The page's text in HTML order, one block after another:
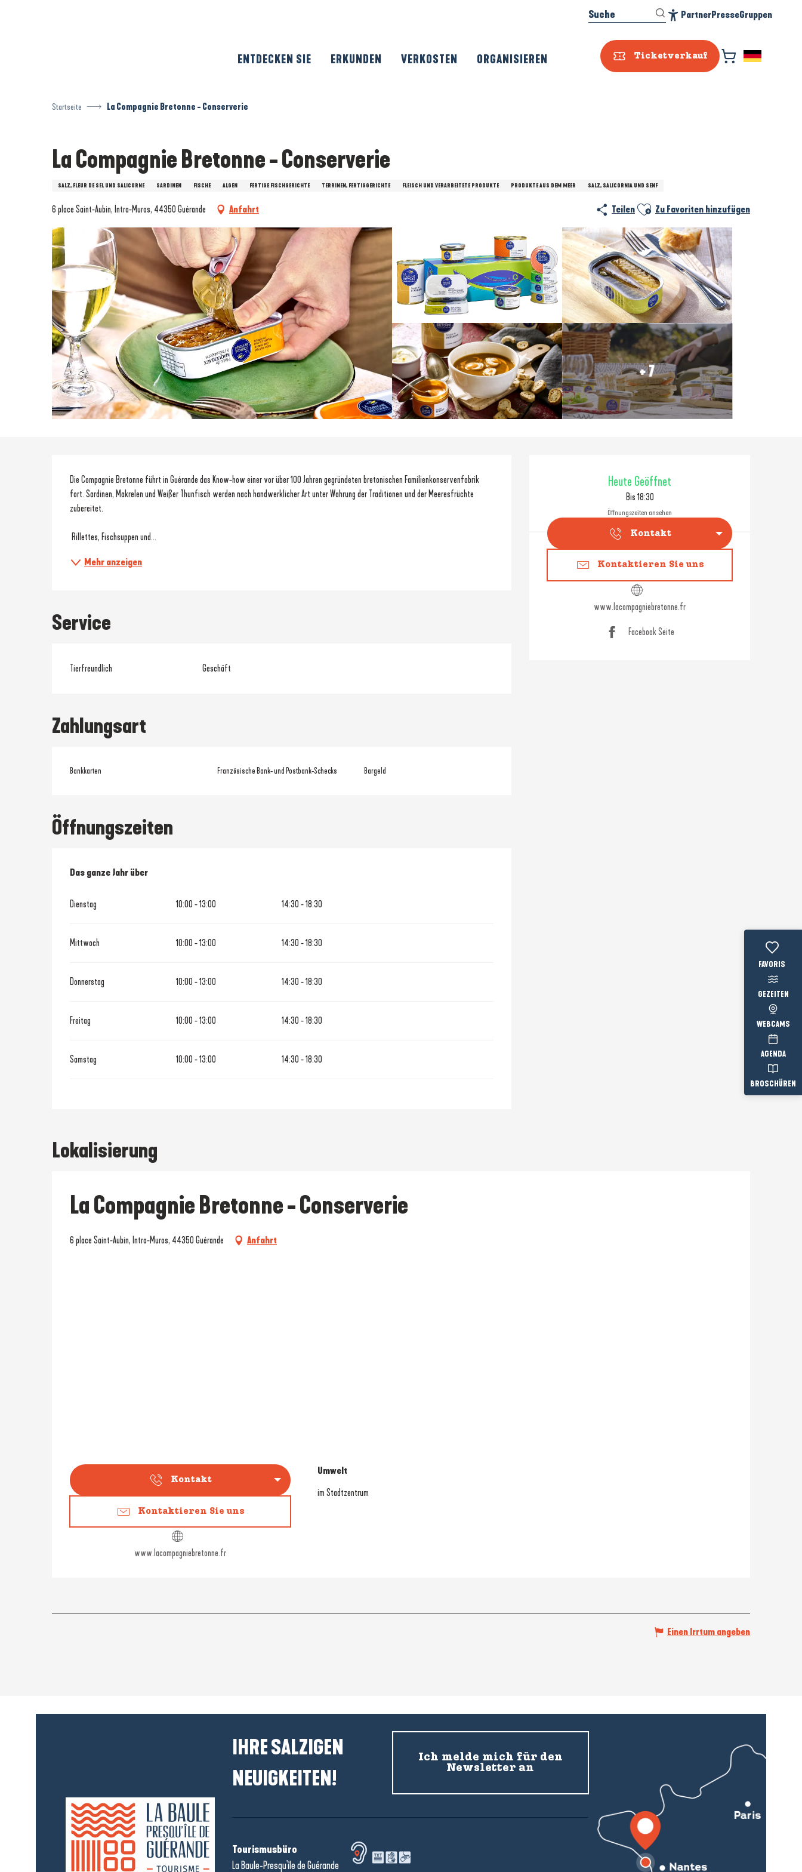
Ticketverkauf
Suche PartnerPresseGruppen
ENTDECKEN SIE ERKUNDEN VERKOSTEN ORGANISIEREN
Voir les
GEZEITEN
WEBCAMS
AGENDA
BROSCHÜREN
Startseite La Compagnie Bretonne - Conserverie
La Compagnie Bretonne - Conserverie
SALZ, FLEUR DE SEL UND SALICORNE SARDINEN FISCHE ALGEN FERTIGE FISCHGERICHTE TERRINEN, FERTIGGERICHTE FLEISCH UND VERARBEITETE PRODUKTE PRODUKTE AUS DEM MEER SALZ, SALICORNIA UND SENF
6 place Saint-Aubin, Intra-Muros, 44350 Guérande Anfahrt Teilen Ajouter aux favoris
Zu Favoriten hinzufügen
+ 7
Öffnungszeiten &
Heute Geöffnet
Bis 18:30
Öffnungszeiten ansehen
Kontakt
Kontaktieren Sie uns
www.lacompagniebretonne.fr
Facebook Seite
Beschreibung
Die Compagnie Bretonne führt in Guérande das Know-how einer vor über 100 Jahren gegründeten bretonischen Familienkonservenfabrik
fort. Sardinen, Makrelen und Weißer Thunfisch werden nach handwerklicher Art unter Wahrung der Traditionen und der Meeresfrüchte
zubereitet.
Rillettes, Fischsuppen und...
Mehr anzeigen
Service
Tierfreundlich Geschäft
Zahlungsart
Bankkarten Französische Bank- und Postbank-Schecks Bargeld
Öffnungszeiten
Das ganze Jahr über
Das ganze Jahr über
Dienstag 10:00 - 13:00 14:30 - 18:30
Mittwoch 10:00 - 13:00 14:30 - 18:30
Donnerstag 10:00 - 13:00 14:30 - 18:30
Freitag 10:00 - 13:00 14:30 - 18:30
Samstag 10:00 - 13:00 14:30 - 18:30
Lokalisierung
La Compagnie Bretonne - Conserverie
6 place Saint-Aubin, Intra-Muros, 44350 Guérande Anfahrt
Kontakt
Kontaktieren Sie uns
www.lacompagniebretonne.fr
Umwelt
Umwelt
im Stadtzentrum
Einen Irrtum angeben
IHRE SALZIGEN
NEUIGKEITEN!
Ich melde mich für den
Newsletter an
Tourismusbüro
La Baule-Presqu'île de Guérande